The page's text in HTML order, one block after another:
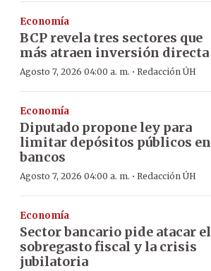
Economía
BCP revela tres sectores que
más atraen inversión directa
Agosto 7, 2026 04:00 a. m. · Redacción ÚH
Economía
Diputado propone ley para
limitar depósitos públicos en
bancos
Agosto 7, 2026 04:00 a. m. · Redacción ÚH
Economía
Sector bancario pide atacar el
sobregasto fiscal y la crisis
jubilatoria